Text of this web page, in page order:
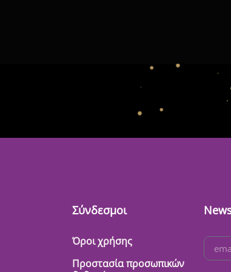
Σύνδεσμοι
Όροι χρήσης
Προστασία προσωπικών